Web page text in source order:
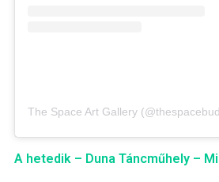
A hetedik – Duna Táncműhely –